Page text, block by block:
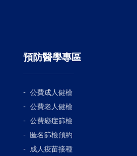
預防醫學專區
公費成人健檢
公費老人健檢
公費癌症篩檢
匿名篩檢預約
成人疫苗接種